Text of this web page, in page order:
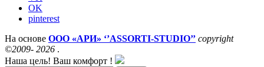
OK
pinterest
На основе ООО «АРИ» ‘’ASSORTI-STUDIO’’ copyright
©2009- 2026 .
Наша цель! Ваш комфорт !